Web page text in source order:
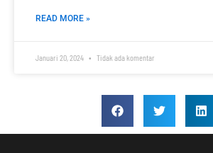
READ MORE »
Januari 20, 2024 Tidak ada komentar